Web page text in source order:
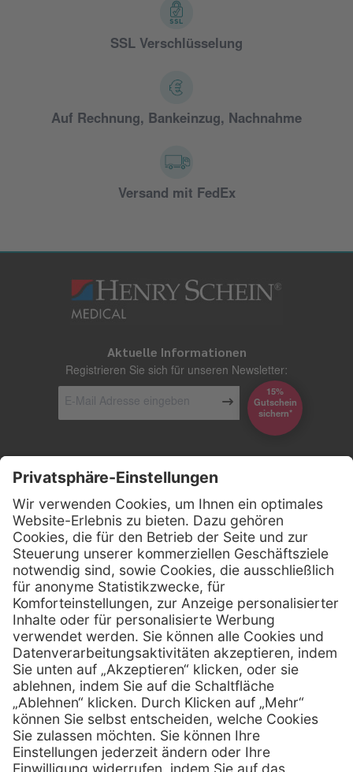
SSL Verschlüsselung
Auf Rechnung, Bankeinzug, Nachnahme
Versand mit FedEx
Aktuelle Informationen
Registrieren Sie sich für unseren Newsletter:
15%
Gutschein
*sichern
Kontakt
Firmensitz
Henry Schein Medical GmbH
Alt-Moabit 96 b
D-10559 Berlin
Telefon: 0800 - 888 777 6
Telefax: 0800 - 888 777 8
E-Mail: info @ henryschein-med.de
Services
Fernwartung
Vorteile
Eigenmarke
Hilfe
FAQs
Kontakt
Lob & Kritik